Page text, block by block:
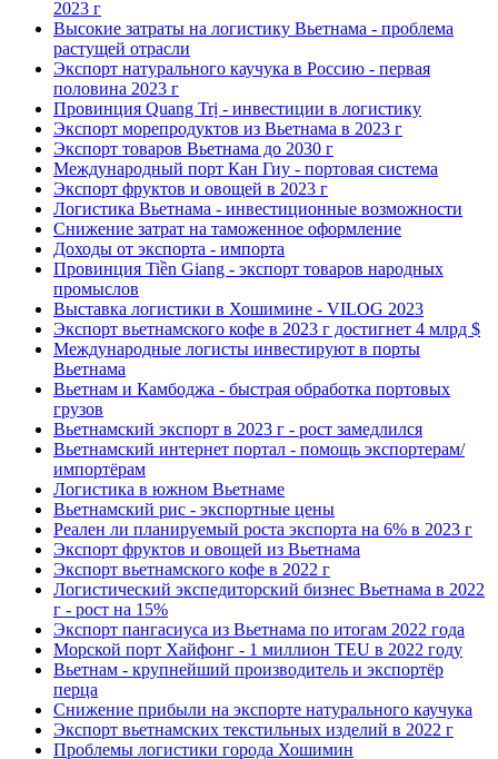
2023 г
Высокие затраты на логистику Вьетнама - проблема
растущей отрасли
Экспорт натурального каучука в Россию - первая
половина 2023 г
Провинция Quang Trị - инвестиции в логистику
Экспорт морепродуктов из Вьетнама в 2023 г
Экспорт товаров Вьетнама до 2030 г
Международный порт Кан Гиу - портовая система
Экспорт фруктов и овощей в 2023 г
Логистика Вьетнама - инвестиционные возможности
Снижение затрат на таможенное оформление
Доходы от экспорта - импорта
Провинция Tiền Giang - экспорт товаров народных
промыслов
Выставка логистики в Хошимине - VILOG 2023
Экспорт вьетнамского кофе в 2023 г достигнет 4 млрд $
Международные логисты инвестируют в порты
Вьетнама
Вьетнам и Камбоджа - быстрая обработка портовых
грузов
Вьетнамский экспорт в 2023 г - рост замедлился
Вьетнамский интернет портал - помощь экспортерам/
импортёрам
Логистика в южном Вьетнаме
Вьетнамский рис - экспортные цены
Реален ли планируемый роста экспорта на 6% в 2023 г
Экспорт фруктов и овощей из Вьетнама
Экспорт вьетнамского кофе в 2022 г
Логистический экспедиторский бизнес Вьетнама в 2022
г - рост на 15%
Экспорт пангасиуса из Вьетнама по итогам 2022 года
Морской порт Хайфонг - 1 миллион TEU в 2022 году
Вьетнам - крупнейший производитель и экспортёр
перца
Снижение прибыли на экспорте натурального каучука
Экспорт вьетнамских текстильных изделий в 2022 г
Проблемы логистики города Хошимин